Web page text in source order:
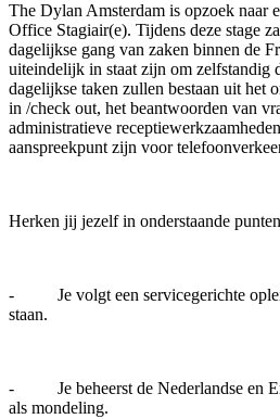
The Dylan Amsterdam is opzoek naar
Office Stagiair(e). Tijdens deze stage
dagelijkse gang van zaken binnen de
uiteindelijk in staat zijn om zelfstandig
dagelijkse taken zullen bestaan uit het
in /check out, het beantwoorden van
administratieve
aanspreekpunt zijn voor
Herken jij jezelf in onderstaande
- Je volgt een servicegerichte
staan.
- Je beheerst de Nederlandse en
als mondeling.